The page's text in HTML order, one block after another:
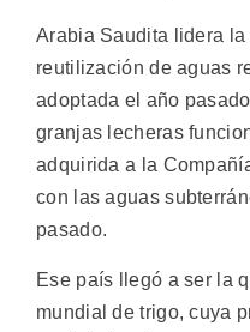
Arabia Saudita lidera
reutilización de aguas
adoptada el año
granjas lecheras
adquirida a la
con las aguas
pasado.
Ese país llegó a ser la
mundial de trigo, cuya